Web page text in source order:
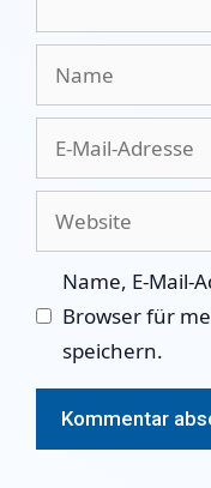
Name, E-Mail-
Browser für
speichern.